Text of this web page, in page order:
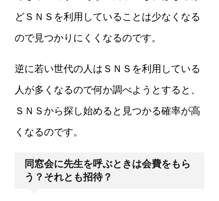
どＳＮＳを利用していることは少なくなる
ので見つかりにくくなるのです。
逆に若い世代の人はＳＮＳを利用している
人が多くなるので何か調べようとすると、
ＳＮＳから探し始めると見つかる確率が高
くなるのです。
同窓会に先生を呼ぶときは会費をもら
う？それとも招待？